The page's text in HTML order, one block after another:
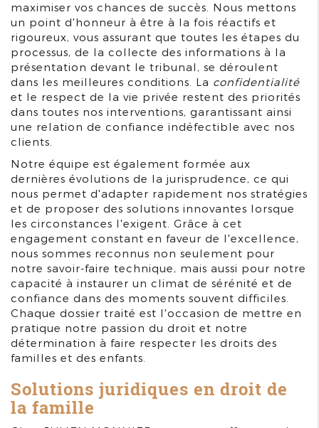
maximiser vos chances de succès. Nous mettons
un point d'honneur à être à la fois réactifs et
rigoureux, vous assurant que toutes les étapes du
processus, de la collecte des informations à la
présentation devant le tribunal, se déroulent
dans les meilleures conditions. La confidentialité
et le respect de la vie privée restent des priorités
dans toutes nos interventions, garantissant ainsi
une relation de confiance indéfectible avec nos
clients.
Notre équipe est également formée aux
dernières évolutions de la jurisprudence, ce qui
nous permet d'adapter rapidement nos stratégies
et de proposer des solutions innovantes lorsque
les circonstances l'exigent. Grâce à cet
engagement constant en faveur de l'excellence,
nous sommes reconnus non seulement pour
notre savoir-faire technique, mais aussi pour notre
capacité à instaurer un climat de sérénité et de
confiance dans des moments souvent difficiles.
Chaque dossier traité est l'occasion de mettre en
pratique notre passion du droit et notre
détermination à faire respecter les droits des
familles et des enfants.
Solutions juridiques en droit de
la famille